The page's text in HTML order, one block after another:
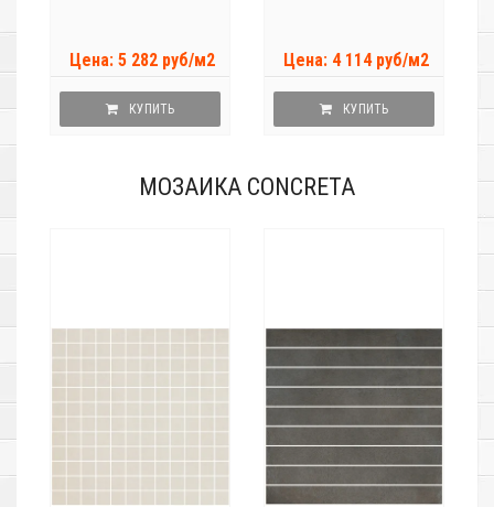
Цена: 5 282 руб/м2
КУПИТЬ
Цена: 4 114 руб/м2
КУПИТЬ
МОЗАИКА CONCRETA